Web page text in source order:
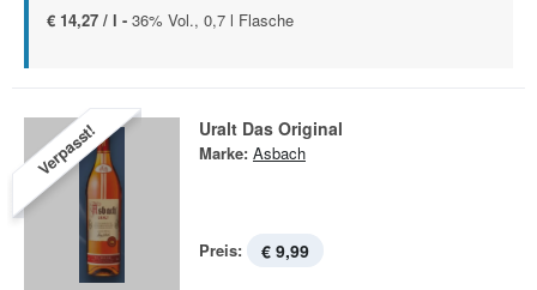
€ 14,27 / l - 36% Vol., 0,7 l Flasche
Verpasst! Uralt Das Original
Marke: Asbach
Preis: € 9,99